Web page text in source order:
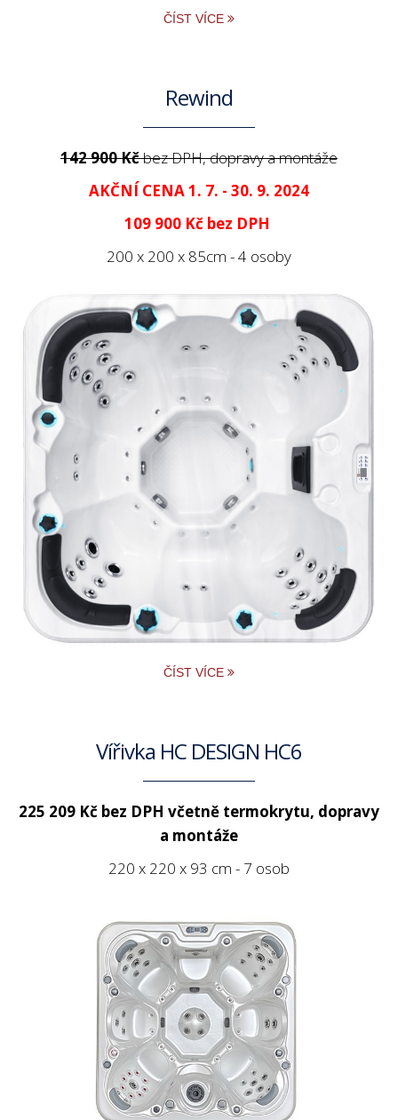
ČÍST VÍCE
Rewind
142 900 Kčbez DPH, dopravy a montáže
AKČNÍ CENA 1. 7. - 30. 9. 2024
109 900 Kč bez DPH
200 x 200 x 85cm - 4 osoby
ČÍST VÍCE
Vířivka HC DESIGN HC6
225 209 Kč bez DPH včetně termokrytu, dopravy
a montáže
220 x 220 x 93 cm - 7 osob